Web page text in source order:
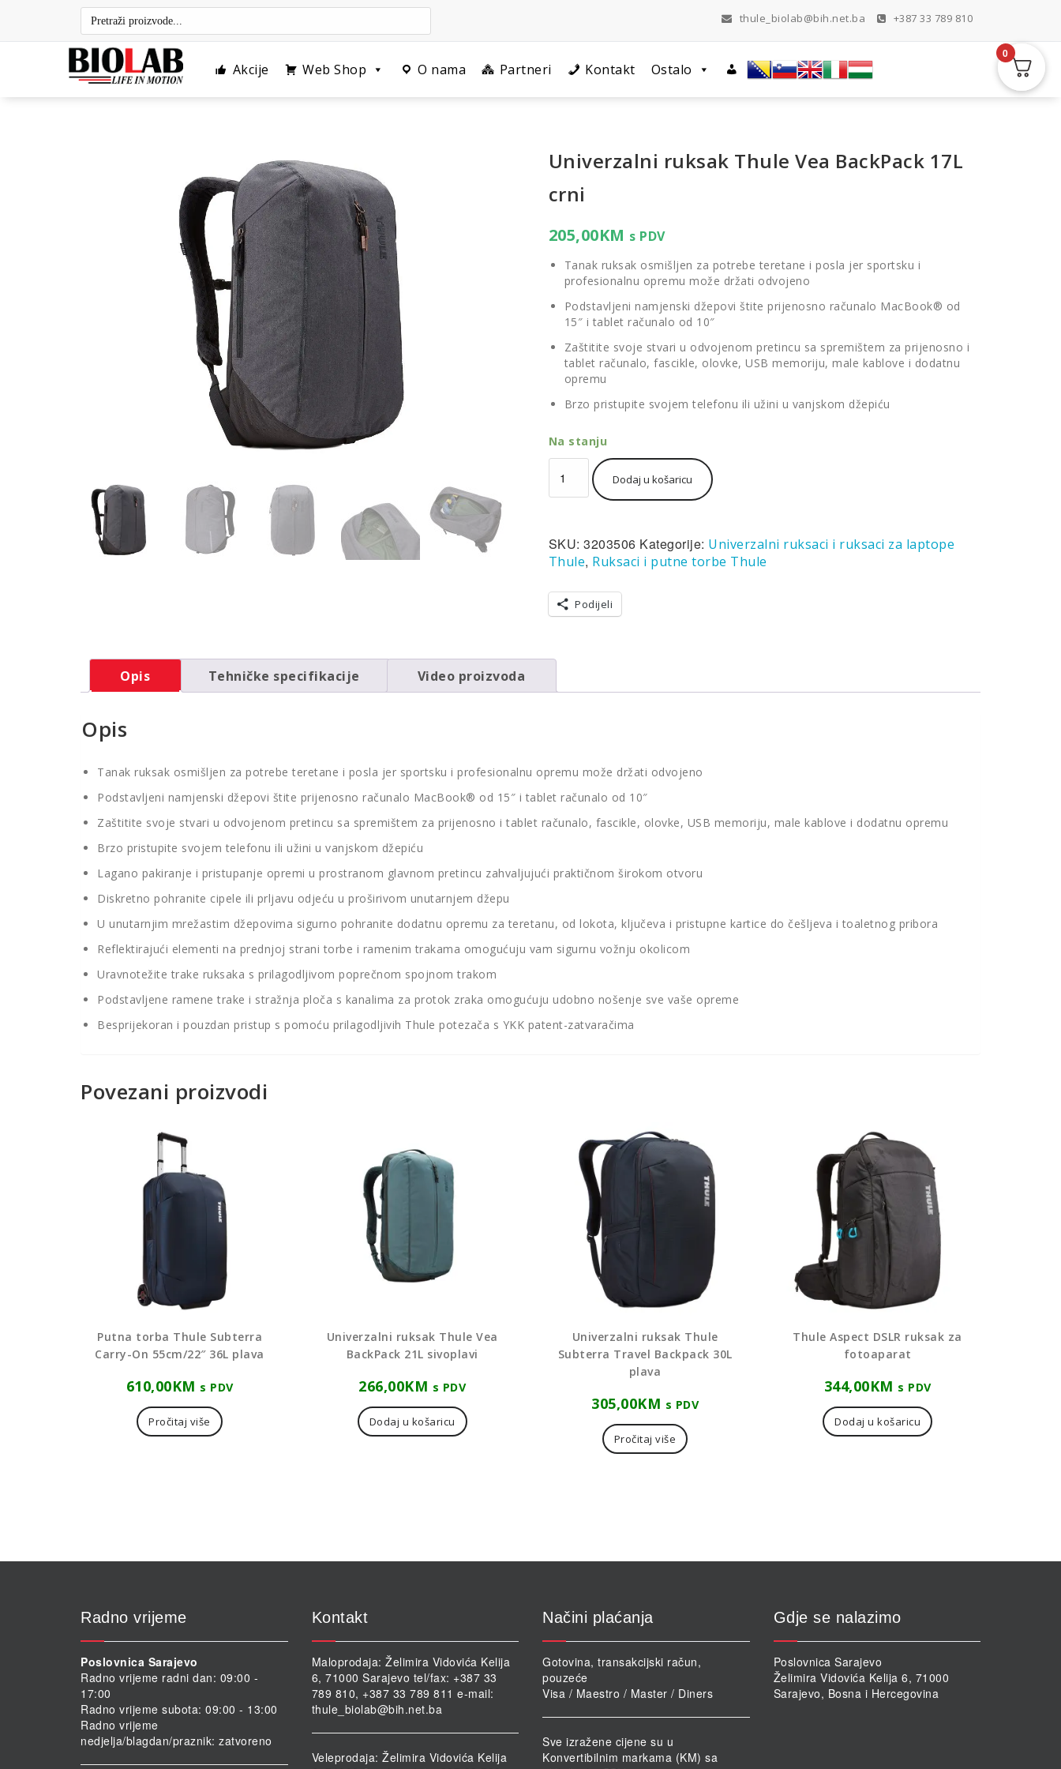
content
thule_biolab@bih.net.ba +387 33 789 810
Akcije Web Shop O nama Partneri Kontakt Ostalo
Univerzalni ruksak Thule Vea BackPack 17L
crni
205,00KM s PDV
Tanak ruksak osmišljen za potrebe teretane i posla jer sportsku i
profesionalnu opremu može držati odvojeno
Podstavljeni namjenski džepovi štite prijenosno računalo MacBook® od
15″ i tablet računalo od 10″
Zaštitite svoje stvari u odvojenom pretincu sa spremištem za prijenosno i
tablet računalo, fascikle, olovke, USB memoriju, male kablove i dodatnu
opremu
Brzo pristupite svojem telefonu ili užini u vanjskom džepiću
Na stanju
Univerzalni
ruksak
Thule
17L
crni
Dodaj u košaricu
SKU:3203506 Kategorije: Univerzalni ruksaci i ruksaci za laptope
Thule, Ruksaci i putne torbe Thule
Podijeli
Opis Tehničke specifikacije Video proizvoda
Opis
Tanak ruksak osmišljen za potrebe teretane i posla jer sportsku i profesionalnu opremu može držati odvojeno
Podstavljeni namjenski džepovi štite prijenosno računalo MacBook® od 15″ i tablet računalo od 10″
Zaštitite svoje stvari u odvojenom pretincu sa spremištem za prijenosno i tablet računalo, fascikle, olovke, USB memoriju, male kablove i dodatnu opremu
Brzo pristupite svojem telefonu ili užini u vanjskom džepiću
Lagano pakiranje i pristupanje opremi u prostranom glavnom pretincu zahvaljujući praktičnom širokom otvoru
Diskretno pohranite cipele ili prljavu odjeću u proširivom unutarnjem džepu
U unutarnjim mrežastim džepovima sigurno pohranite dodatnu opremu za teretanu, od lokota, ključeva i pristupne kartice do češljeva i toaletnog pribora
Reflektirajući elementi na prednjoj strani torbe i ramenim trakama omogućuju vam sigurnu vožnju okolicom
Uravnotežite trake ruksaka s prilagodljivom poprečnom spojnom trakom
Podstavljene ramene trake i stražnja ploča s kanalima za protok zraka omogućuju udobno nošenje sve vaše opreme
Besprijekoran i pouzdan pristup s pomoću prilagodljivih Thule potezača s YKK patent-zatvaračima
Povezani proizvodi
Putna torba Thule Subterra
Carry-On 55cm/22″ 36L plava
610,00KM s PDV
Pročitaj više
Univerzalni ruksak Thule Vea
BackPack 21L sivoplavi
266,00KM s PDV
Dodaj u košaricu
Univerzalni ruksak Thule
Subterra Travel Backpack 30L
plava
305,00KM s PDV
Pročitaj više
Thule Aspect DSLR ruksak za
fotoaparat
344,00KM s PDV
Dodaj u košaricu
Radno vrijeme
Poslovnica Sarajevo
Radno vrijeme radni dan: 09:00 -
17:00
Radno vrijeme subota: 09:00 - 13:00
Radno vrijeme
nedjelja/blagdan/praznik: zatvoreno
Kontakt
Maloprodaja: Želimira Vidovića Kelija
6, 71000 Sarajevo tel/fax: +387 33
789 810, +387 33 789 811 e-mail:
thule_biolab@bih.net.ba
Veleprodaja: Želimira Vidovića Kelija
Načini plaćanja
Gotovina, transakcijski račun,
pouzeće
Visa / Maestro / Master / Diners
Sve izražene cijene su u
Konvertibilnim markama (KM) sa
Gdje se nalazimo
Poslovnica Sarajevo
Želimira Vidovića Kelija 6, 71000
Sarajevo, Bosna i Hercegovina
0